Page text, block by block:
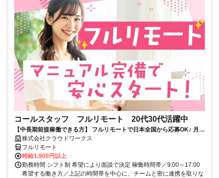
コールスタッフ フルリモート 20代30代活躍中
【中長期前提稼働できる方】 フルリモートで日本全国から応募OK♪ 月稼
働80時間で安定収入！
株式会社クラウドワークス
フルリモート
時給1,900円以上
勤務時間 シフト制 希望により面談で決定 稼働時間帯／9:00～17:00
希望する働き方／上記の時間帯を中心に、チームと密に連携を取りな